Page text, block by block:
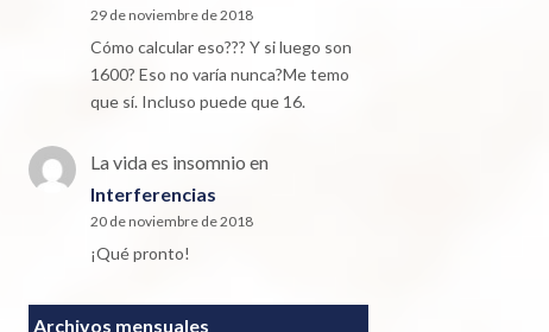
29 de noviembre de 2018
Cómo calcular eso??? Y si luego son
1600? Eso no varía nunca?Me temo
que sí. Incluso puede que 16.
La vida es insomnio en
Interferencias
20 de noviembre de 2018
¡Qué pronto!
Archivos mensuales